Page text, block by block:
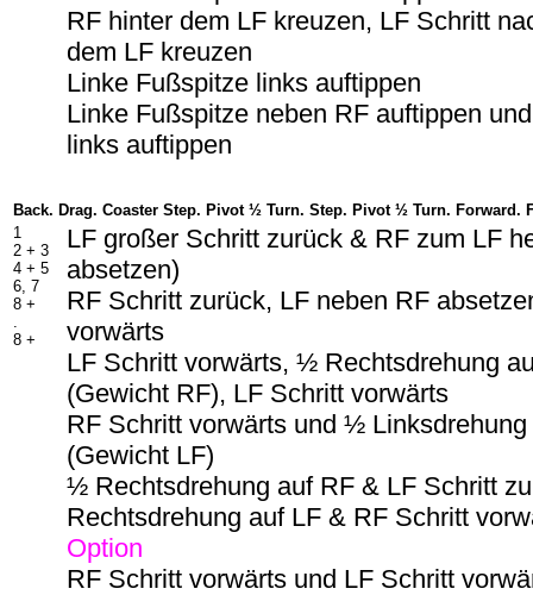
RF hinter dem LF kreuzen, LF Schritt
dem LF kreuzen
Linke Fußspitze links auftippen
Linke Fußspitze neben RF auftippen
links auftippen
Back. Drag. Coaster Step. Pivot ½ Turn. Step. Pivot ½ Turn. Forward.
1
2 + 3
4 + 5
6, 7
8 +
.
8 +
LF großer Schritt zurück & RF zum LF
absetzen)
RF Schritt zurück, LF neben RF
vorwärts
LF Schritt vorwärts, ½ Rechtsdrehung
(Gewicht RF), LF Schritt vorwärts
RF Schritt vorwärts und ½
(Gewicht LF)
½ Rechtsdrehung auf RF & LF Schritt
Rechtsdrehung auf LF & RF Schritt
Option
RF Schritt vorwärts und LF Schritt